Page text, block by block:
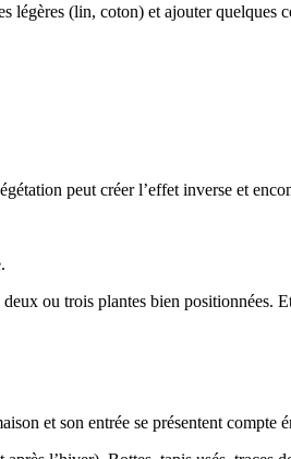
légères (lin, coton) et ajouter
peut créer l’effet inverse et
ou trois plantes bien positionnées.
et son entrée se présentent compte